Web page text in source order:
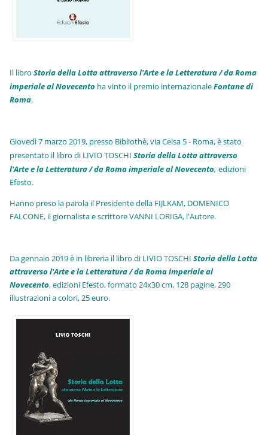
Il libroStoria della Lotta attraverso l'Arte e la Letteratura / da Roma
imperiale al Novecento ha vinto il premio internazionaleFontane di
Roma.
Giovedì 7 marzo 2019, presso Bibliothè, via Celsa 5 - Roma, è stato
presentato il libro di LIVIO TOSCHIStoria della Lotta attraverso
l'Arte e la Letteratura / da Roma imperiale al Novecento, edizioni
Efesto.
Hanno preso la parola il Presidente della FIJLKAM, DOMENICO
FALCONE, il giornalista e scrittore VANNI LORIGA, l'Autore.
Da gennaio 2019 è in libreria il libro di LIVIO TOSCHIStoria della Lotta
attraverso l'Arte e la Letteratura / da Roma imperiale al
Novecento, edizioni Efesto, formato 24x30 cm, 128 pagine, 290
illustrazioni a colori, 25 euro.